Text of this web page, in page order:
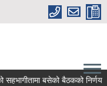
बसेको बैठकको निर्णय